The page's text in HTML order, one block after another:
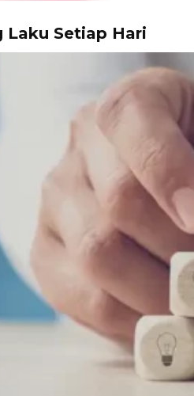
Laku Setiap Hari